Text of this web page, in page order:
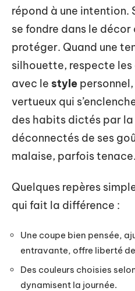
répond à une intention.
se fondre dans le décor
protéger. Quand une
silhouette, respecte les
avec le style
vertueux qui
des habits dictés par
déconnectés de ses
malaise, parfois tenace.
Quelques repères
qui fait la différence :
Une coupe bien pensée,
entravante, offre liberté
Des couleurs choisies
dynamisent la journée.